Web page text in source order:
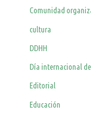
Comunidad
cultura
DDHH
Día internacional
Editorial
Educación